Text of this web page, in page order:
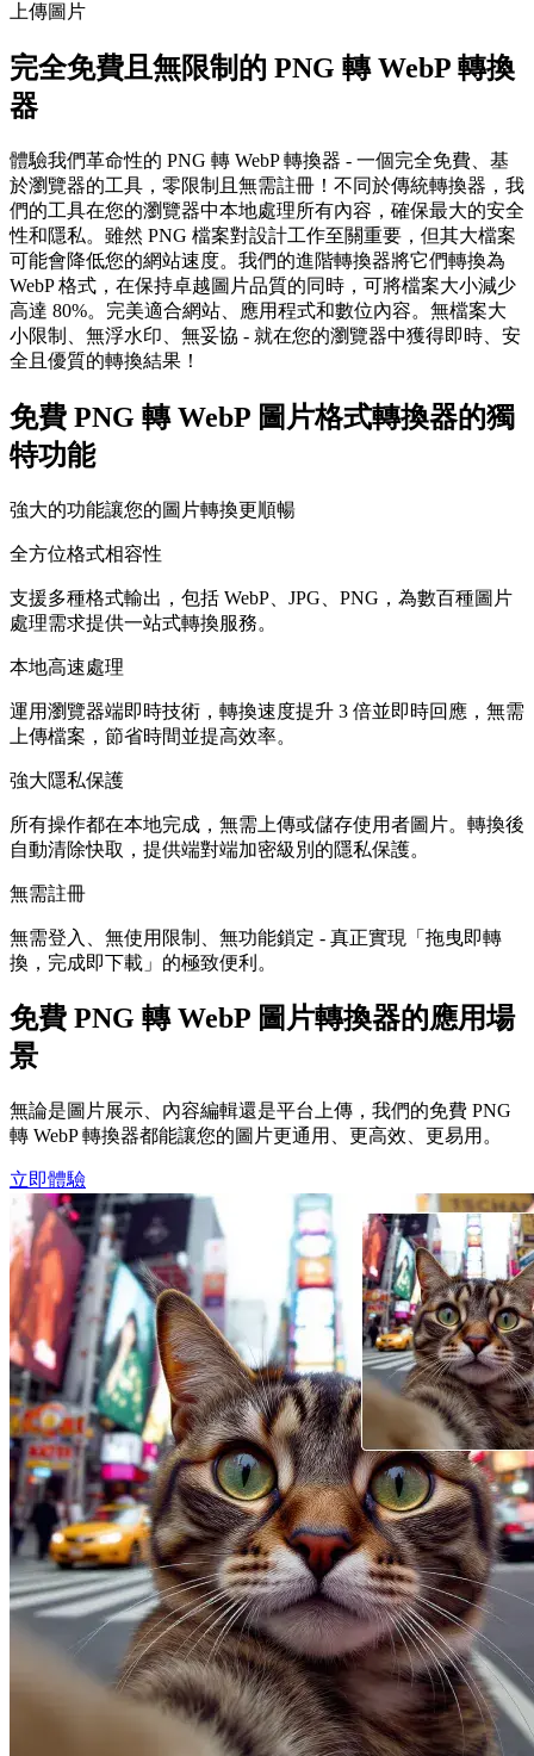
上傳圖片
完全免費且無限制的 PNG 轉 WebP 轉換
器
體驗我們革命性的 PNG 轉 WebP 轉換器 - 一個完全免費、基
於瀏覽器的工具，零限制且無需註冊！不同於傳統轉換器，我
們的工具在您的瀏覽器中本地處理所有內容，確保最大的安全
性和隱私。雖然 PNG 檔案對設計工作至關重要，但其大檔案
可能會降低您的網站速度。我們的進階轉換器將它們轉換為
WebP 格式，在保持卓越圖片品質的同時，可將檔案大小減少
高達 80%。完美適合網站、應用程式和數位內容。無檔案大
小限制、無浮水印、無妥協 - 就在您的瀏覽器中獲得即時、安
全且優質的轉換結果！
免費 PNG 轉 WebP 圖片格式轉換器的獨
特功能
強大的功能讓您的圖片轉換更順暢
全方位格式相容性
支援多種格式輸出，包括 WebP、JPG、PNG，為數百種圖片
處理需求提供一站式轉換服務。
本地高速處理
運用瀏覽器端即時技術，轉換速度提升 3 倍並即時回應，無需
上傳檔案，節省時間並提高效率。
強大隱私保護
所有操作都在本地完成，無需上傳或儲存使用者圖片。轉換後
自動清除快取，提供端對端加密級別的隱私保護。
無需註冊
無需登入、無使用限制、無功能鎖定 - 真正實現「拖曳即轉
換，完成即下載」的極致便利。
免費 PNG 轉 WebP 圖片轉換器的應用場
景
無論是圖片展示、內容編輯還是平台上傳，我們的免費 PNG
轉 WebP 轉換器都能讓您的圖片更通用、更高效、更易用。
立即體驗